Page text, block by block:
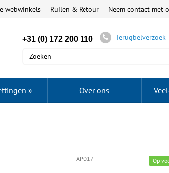
webwinkels Ruilen & Retour Neem contact met
+31 (0) 172 200 110 Terugbelverzoek
» Over ons
APO17 Op